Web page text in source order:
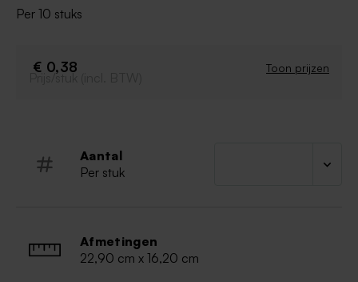
adresetiket of een leuke sluitzegel voor een compleet
Per 10 stuks
€ 0,38 Toon prijzen
Prijs/stuk (incl. BTW)
Aantal
Per stuk
Afmetingen
22,90 cm x 16,20 cm